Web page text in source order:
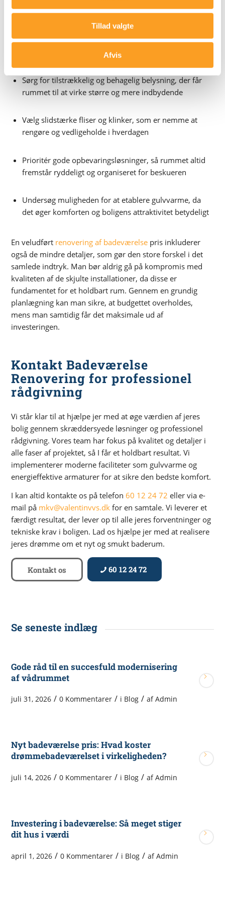
Tillad valgte
Afvis
da lave forbrugsudgifter er et stort plus i enhver
salgsopstilling. Moderne armaturer og toiletter, der bruger
mindre vand, er i dag en standard, som mange købere
forventer at finde. Her er nogle af de punkter, man med
fordel kan have fokus på undervejs i processen:
Sørg for tilstrækkelig og behagelig belysning, der får
rummet til at virke større og mere indbydende
Vælg slidstærke fliser og klinker, som er nemme at
rengøre og vedligeholde i hverdagen
Prioritér gode opbevaringsløsninger, så rummet altid
fremstår ryddeligt og organiseret for beskueren
Undersøg muligheden for at etablere gulvvarme, da
det øger komforten og boligens attraktivitet betydeligt
En veludført renovering af badeværelse pris inkluderer
også de mindre detaljer, som gør den store forskel i det
samlede indtryk. Man bør aldrig gå på kompromis med
kvaliteten af de skjulte installationer, da disse er
fundamentet for et holdbart rum. Gennem en grundig
planlægning kan man sikre, at budgettet overholdes,
mens man samtidig får det maksimale ud af
investeringen.
Kontakt Badeværelse
Renovering for professionel
rådgivning
Vi står klar til at hjælpe jer med at øge værdien af jeres
bolig gennem skræddersyede løsninger og professionel
rådgivning. Vores team har fokus på kvalitet og detaljer i
alle faser af projektet, så I får et holdbart resultat. Vi
implementerer moderne faciliteter som gulvvarme og
energieffektive armaturer for at sikre den bedste komfort.
I kan altid kontakte os på telefon60 12 24 72 eller via e-
mail på mkv@valentinvvs.dk for en samtale. Vi leverer et
færdigt resultat, der lever op til alle jeres forventninger og
tekniske krav i boligen. Lad os hjælpe jer med at realisere
jeres drømme om et nyt og smukt baderum.
Kontakt os 60 12 24 72
Se seneste indlæg
Gode råd til en succesfuld modernisering
af vådrummet
juli 31, 2026 / 0 Kommentarer / i Blog / afAdmin
Nyt badeværelse pris: Hvad koster
drømmebadeværelset i virkeligheden?
juli 14, 2026 / 0 Kommentarer / i Blog / afAdmin
Investering i badeværelse: Så meget stiger
dit hus i værdi
april 1, 2026 / 0 Kommentarer / i Blog / afAdmin